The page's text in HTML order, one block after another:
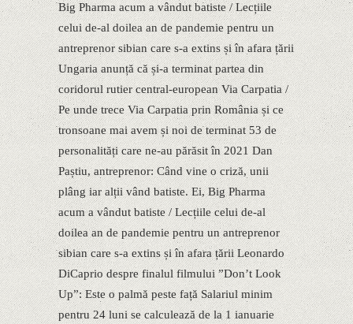
Big Pharma acum a vândut batiste / Lecțiile
celui de-al doilea an de pandemie pentru un
antreprenor sibian care s-a extins și în afara țării
Ungaria anunță că și-a terminat partea din
coridorul rutier central-european Via Carpatia /
Pe unde trece Via Carpatia prin România și ce
tronsoane mai avem și noi de terminat 53 de
personalități care ne-au părăsit în 2021 Dan
Paștiu, antreprenor: Când vine o criză, unii
plâng iar alții vând batiste. Ei, Big Pharma
acum a vândut batiste / Lecțiile celui de-al
doilea an de pandemie pentru un antreprenor
sibian care s-a extins și în afara țării Leonardo
DiCaprio despre finalul filmului ”Donʼt Look
Up”: Este o palmă peste față Salariul minim
pentru 24 luni se calculează de la 1 ianuarie